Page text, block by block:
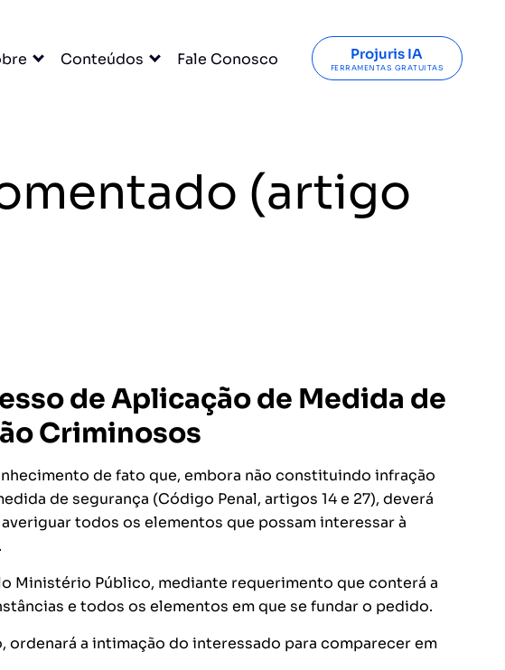
Conteúdos Fale Conosco Projuris IA
FERRAMENTAS GRATUITAS
(artigo
de Aplicação de Medida de
Criminosos
de fato que, embora não constituindo infração
de segurança (Código Penal, artigos 14 e 27), deverá
todos os elementos que possam interessar à
Ministério Público, mediante requerimento que conterá a
e todos os elementos em que se fundar o pedido.
ordenará a intimação do interessado para comparecer em